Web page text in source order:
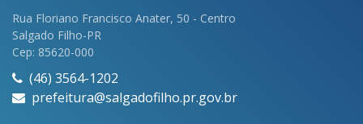
Rua Floriano Francisco Anater, 50 - Centro
Salgado Filho-PR
Cep: 85620-000
(46) 3564-1202
prefeitura@salgadofilho.pr.gov.br